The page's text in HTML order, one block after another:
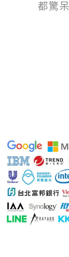
都驚